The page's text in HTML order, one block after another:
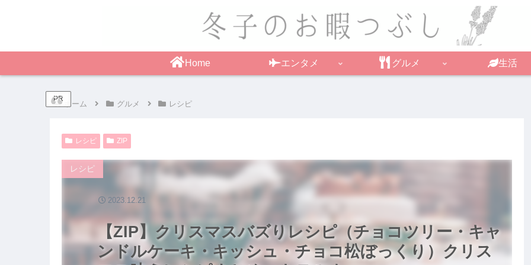
Home エンタメ グルメ 生活
PR
ホーム グルメ レシピ
レシピ ZIP
【ZIP】クリスマスバズりレシピ（チョコツリー・キャ
ンドルケーキ・キッシュ・チョコ松ぼっくり）クリス
レシピ
2023.12.21